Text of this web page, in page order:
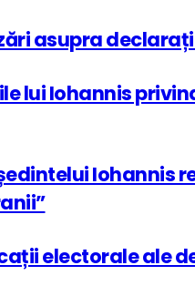
asupra
lui Iohannis
electorale ale